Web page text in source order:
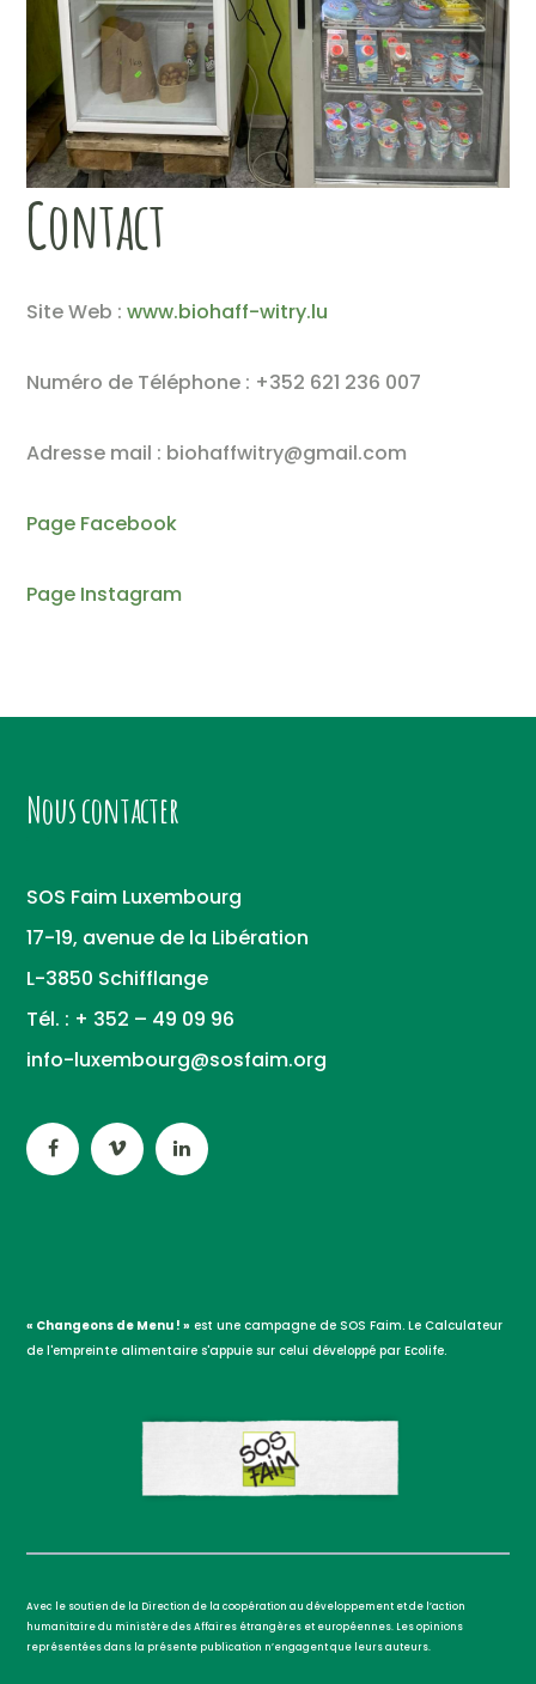
Contact
Site Web :www.biohaff-witry.lu
Numéro de Téléphone : +352 621 236 007
Adresse mail : biohaffwitry@gmail.com
Page Facebook
Page Instagram
Nous contacter
SOS Faim Luxembourg
17-19, avenue de la Libération
L-3850 Schifflange
Tél. : + 352 – 49 09 96
info-luxembourg@sosfaim.org
« Changeons de Menu ! » est une campagne de SOS Faim. Le Calculateur
de l'empreinte alimentaire s'appuie sur celui développé par Ecolife.
Avec le soutien de la Direction de la coopération au développement et de l’action
humanitaire du ministère des Affaires étrangères et européennes. Les opinions
représentées dans la présente publication n’engagent que leurs auteurs.